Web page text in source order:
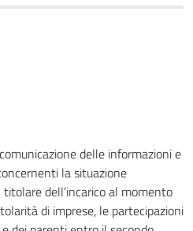
delle informazioni e
la situazione
dell'incarico al momento
di imprese, le partecipazioni